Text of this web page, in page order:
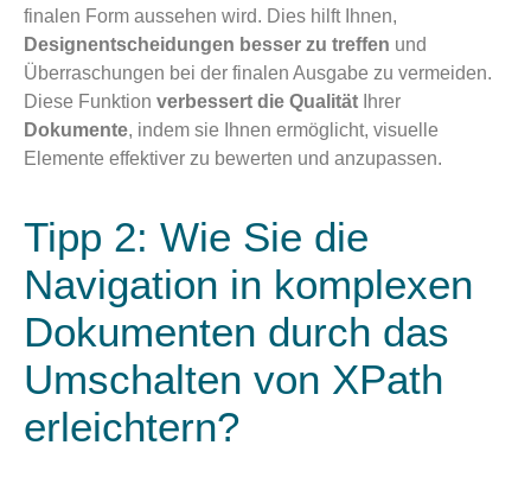
finalen Form aussehen wird. Dies hilft Ihnen,
Designentscheidungen besser zu treffen und
Überraschungen bei der finalen Ausgabe zu vermeiden.
Diese Funktion verbessert die Qualität Ihrer
Dokumente, indem sie Ihnen ermöglicht, visuelle
Elemente effektiver zu bewerten und anzupassen.
Tipp 2: Wie Sie die
Navigation in komplexen
Dokumenten durch das
Umschalten von XPath
erleichtern?